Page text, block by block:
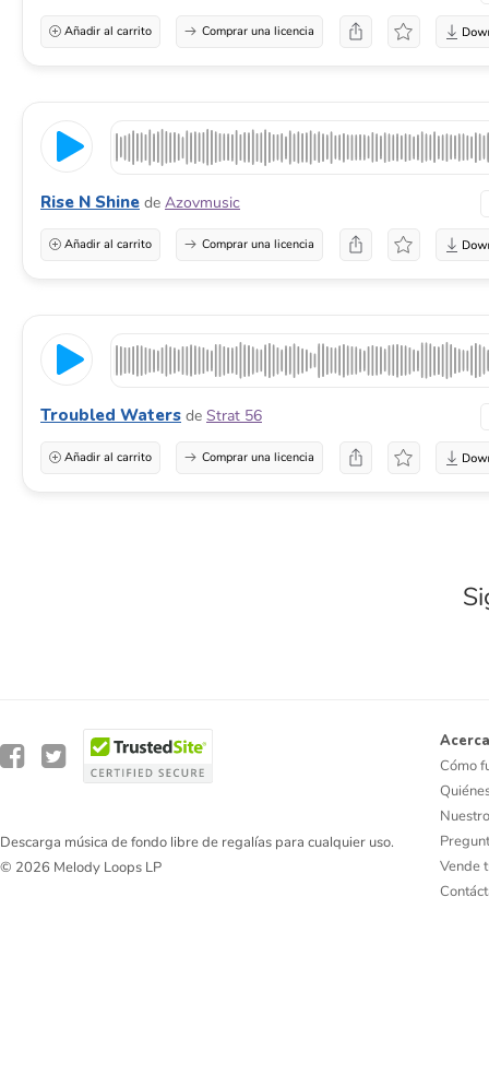
Añadir al carrito Comprar una licencia
Rise N Shine de Azovmusic
Añadir al carrito Comprar una licencia
Troubled Waters de Strat 56
Añadir al carrito Comprar una licencia
Descarga música de fondo libre de regalías para cualquier uso.
© 2026 Melody Loops LP
Cómo
Vende